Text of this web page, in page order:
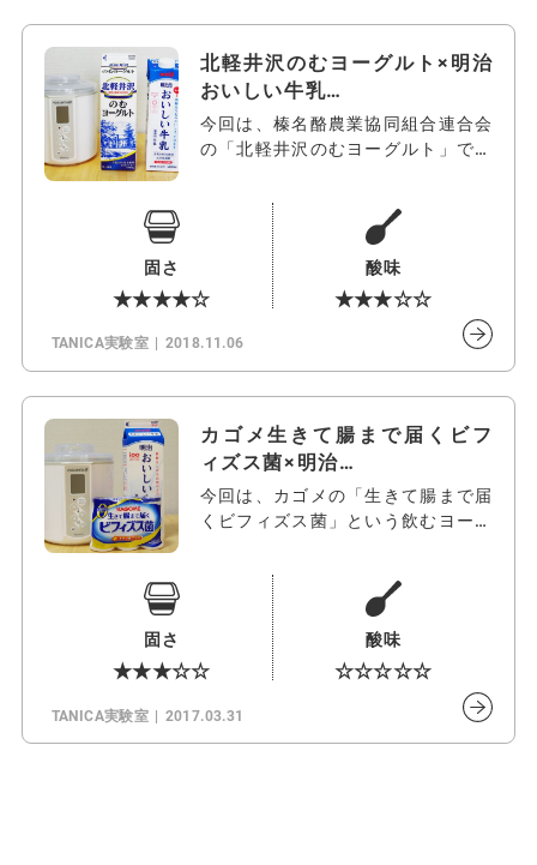
北軽井沢のむヨーグルト×明治
おいしい牛乳…
今回は、榛名酪農業協同組合連合会
の「北軽井沢のむヨーグルト」でヨ
固さ
★★★★☆
酸味
★★★☆☆
TANICA実験室 2018.11.06
カゴメ生きて腸まで届くビフ
ィズス菌×明治…
今回は、カゴメの「生きて腸まで届
くビフィズス菌」という飲むヨーグ
固さ
★★★☆☆
酸味
☆☆☆☆☆
TANICA実験室 2017.03.31